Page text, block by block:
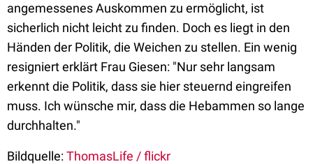
angemessenes Auskommen zu ermöglicht, ist
sicherlich nicht leicht zu finden. Doch es liegt in den
Händen der Politik, die Weichen zu stellen. Ein wenig
resigniert erklärt Frau Giesen: "Nur sehr langsam
erkennt die Politik, dass sie hier steuernd eingreifen
muss. Ich wünsche mir, dass die Hebammen so lange
durchhalten."
Bildquelle:ThomasLife / flickr